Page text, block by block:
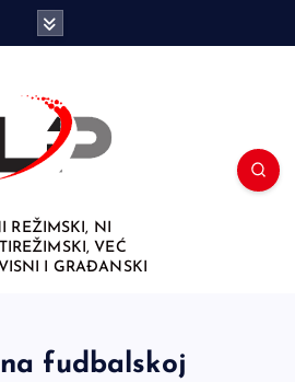
REŽIMSKI, NI
VEĆ
I GRAĐANSKI
fudbalskoj